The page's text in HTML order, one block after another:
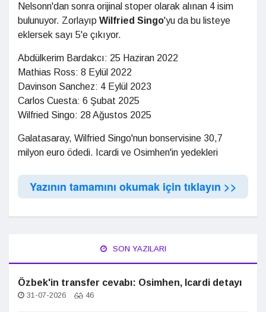
Nelsonn'dan sonra orijinal stoper olarak alınan 4 isim
bulunuyor. Zorlayıp Wilfried Singo'yu da bu listeye
eklersek sayı 5'e çıkıyor.
Abdülkerim Bardakcı: 25 Haziran 2022
Mathias Ross: 8 Eylül 2022
Davinson Sanchez: 4 Eylül 2023
Carlos Cuesta: 6 Şubat 2025
Wilfried Singo: 28 Ağustos 2025
Galatasaray, Wilfried Singo'nun bonservisine 30,7
milyon euro ödedi. Icardi ve Osimhen'in yedekleri
Yazının tamamını okumak için tıklayın >>
SON YAZILARI
Özbek'in transfer cevabı: Osimhen, Icardi detayı
31-07-2026 46